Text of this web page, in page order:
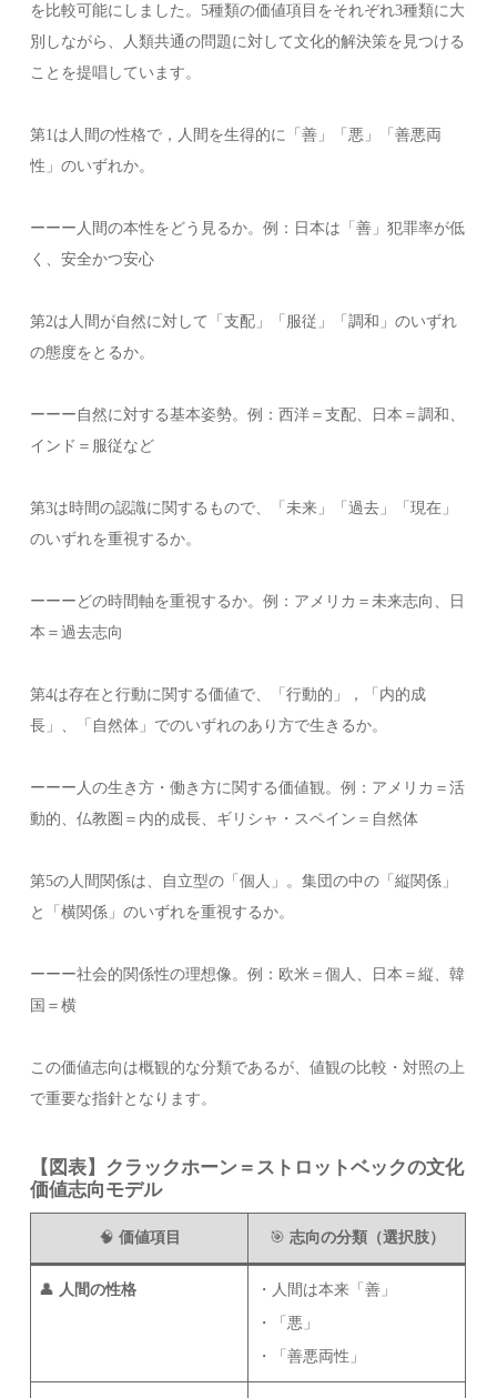
を比較可能にしました。5種類の価値項目をそれぞれ3種類に大
別しながら、人類共通の問題に対して文化的解決策を見つける
ことを提唱しています。
第1は人間の性格で，人間を生得的に「善」「悪」「善悪両
性」のいずれか。
ーーー人間の本性をどう見るか。例：日本は「善」犯罪率が低
く、安全かつ安心
第2は人間が自然に対して「支配」「服従」「調和」のいずれ
の態度をとるか。
ーーー自然に対する基本姿勢。例：西洋＝支配、日本＝調和、
インド＝服従など
第3は時間の認識に関するもので、「未来」「過去」「現在」
のいずれを重視するか。
ーーーどの時間軸を重視するか。例：アメリカ＝未来志向、日
本＝過去志向
第4は存在と行動に関する価値で、「行動的」，「内的成
長」、「自然体」でのいずれのあり方で生きるか。
ーーー人の生き方・働き方に関する価値観。例：アメリカ＝活
動的、仏教圏＝内的成長、ギリシャ・スペイン＝自然体
第5の人間関係は、自立型の「個人」。集団の中の「縦関係」
と「横関係」のいずれを重視するか。
ーーー社会的関係性の理想像。例：欧米＝個人、日本＝縦、韓
国＝横
この価値志向は概観的な分類であるが、値観の比較・対照の上
で重要な指針となります。
【図表】クラックホーン＝ストロットベックの文化
価値志向モデル
🧠 価値項目 🎯 志向の分類（選択肢）
👤 人間の性格
・人間は本来「善」
・「悪」
・「善悪両性」